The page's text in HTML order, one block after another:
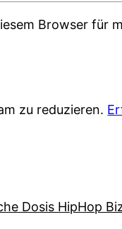
Browser für
zu reduzieren.
Dosis HipHop